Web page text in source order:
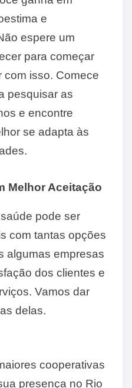
e
espere um
para começar
com isso. Comece
pesquisar as
e encontre
se adapta às
Melhor Aceitação
pode ser
com tantas opções
algumas empresas
dos clientes e
Vamos dar
delas.
cooperativas
presença no Rio